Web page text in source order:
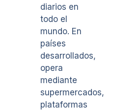
diarios en
todo el
mundo. En
países
desarrollados,
opera
mediante
supermercados,
plataformas